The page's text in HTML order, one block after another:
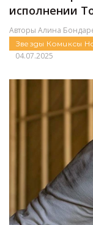
исполнении
Авторы Алина
Звезды Комиксы
04.07.2025